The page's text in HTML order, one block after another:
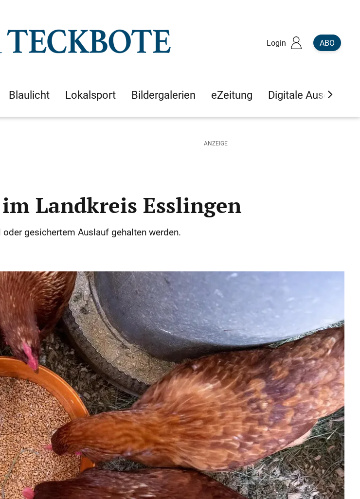
Login ABO
Blaulicht Lokalsport Bildergalerien eZeitung Digitale Ausgaben
Landkreis Esslingen
gesichertem Auslauf gehalten werden.